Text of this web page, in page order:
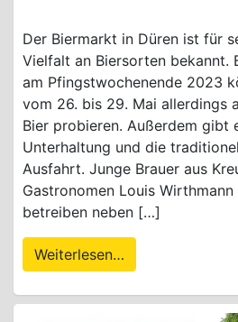
Der Biermarkt in Düren ist für
Vielfalt an Biersorten bekannt.
am Pfingstwochenende 2023
vom 26. bis 29. Mai allerdings
Bier probieren. Außerdem gibt
Unterhaltung und die
Ausfahrt. Junge Brauer aus
Gastronomen Louis
betreiben neben […]
Weiterlesen…